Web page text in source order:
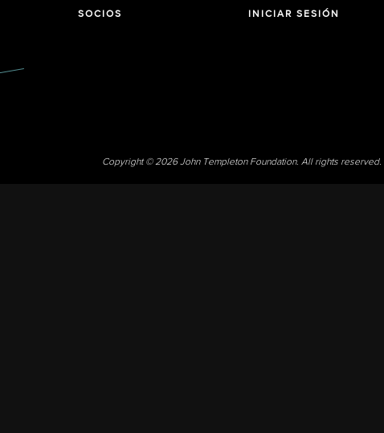
SOCIOS INICIAR SESIÓN
Copyright © 2026 John Templeton Foundation. All rights reserved.